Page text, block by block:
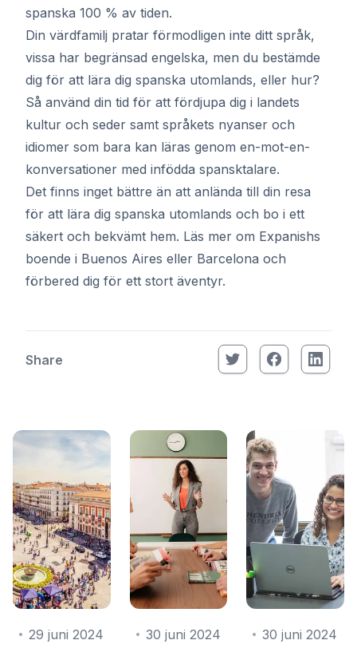
spanska 100 % av tiden.
Din värdfamilj pratar förmodligen inte ditt språk,
vissa har begränsad engelska, men du bestämde
dig för att lära dig spanska utomlands, eller hur?
Så använd din tid för att fördjupa dig i landets
kultur och seder samt språkets nyanser och
idiomer som bara kan läras genom en-mot-en-
konversationer med infödda spansktalare.
Det finns inget bättre än att anlända till din resa
för att lära dig spanska utomlands och bo i ett
säkert och bekvämt hem. Läs mer om Expanishs
boende i Buenos Aires eller Barcelona och
förbered dig för ett stort äventyr.
Share
29 juni 2024 30 juni 2024 30 juni 2024